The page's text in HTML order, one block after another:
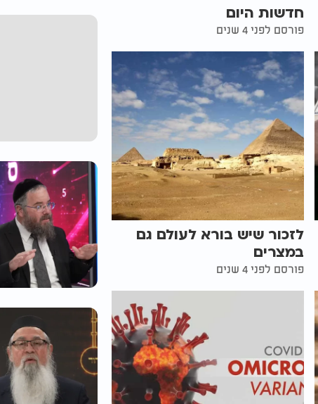
חדשות היום
פורסם לפני 4 שנים
לזכור שיש בורא לעולם גם
במצרים
פורסם לפני 4 שנים